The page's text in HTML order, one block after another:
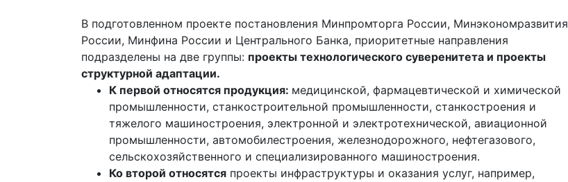
В подготовленном проекте постановления Минпромторга России, Минэкономразвития
России, Минфина России и Центрального Банка, приоритетные направления
подразделены на две группы: проекты технологического суверенитета и проекты
структурной адаптации.
К первой относятся продукция: медицинской, фармацевтической и химической
промышленности, станкостроительной промышленности, станкостроения и
тяжелого машиностроения, электронной и электротехнической, авиационной
промышленности, автомобилестроения, железнодорожного, нефтегазового,
сельскохозяйственного и специализированного машиностроения.
Ко второй относятся проекты инфраструктуры и оказания услуг, например,